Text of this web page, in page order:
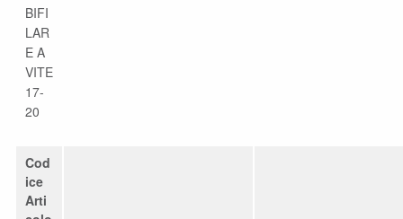
BIFI
LAR
E A
VITE
17-
20
Cod
ice
Arti